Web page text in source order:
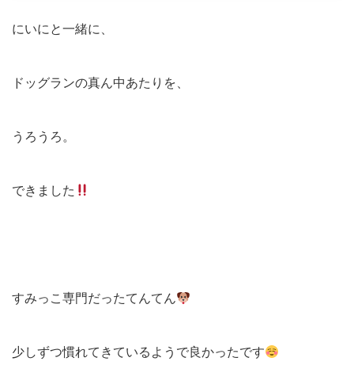
にいにと一緒に、
ドッグランの真ん中あたりを、
うろうろ。
できました
すみっこ専門だったてんてん
少しずつ慣れてきているようで良かったです